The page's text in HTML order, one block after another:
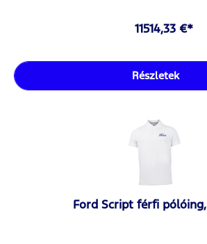
11514,33 €*
Részletek
Ford Script férfi